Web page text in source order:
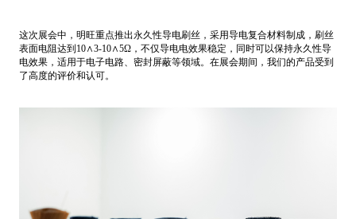
这次展会中，明旺重点推出永久性导电刷丝，采用导电复合材料制成，刷丝
表面电阻达到10∧3-10∧5Ω，不仅导电电效果稳定，同时可以保持永久性导
电效果，适用于电子电路、密封屏蔽等领域。在展会期间，我们的产品受到
了高度的评价和认可。